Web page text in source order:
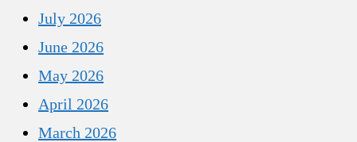
July 2026
June 2026
May 2026
April 2026
March 2026